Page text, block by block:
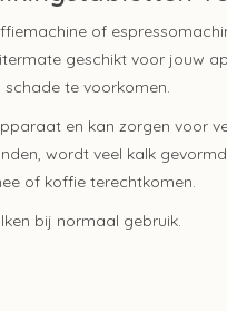
of
geschikt voor jouw
te voorkomen.
en kan zorgen voor
wordt veel kalk
of koffie terechtkomen.
bij normaal gebruik.